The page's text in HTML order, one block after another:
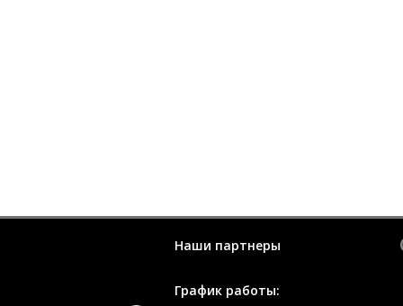
Наши партнеры
График работы: